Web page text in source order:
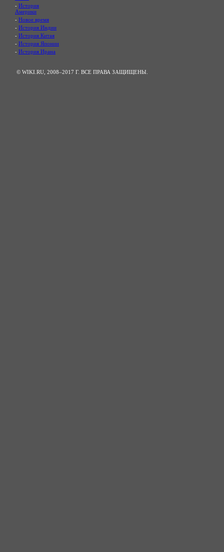
- История
Америки
- Новое время
- История Индии
- История Китая
- История Японии
- История Ирана
© WIKI.RU, 2008–2017 Г. ВСЕ ПРАВА ЗАЩИЩЕНЫ.